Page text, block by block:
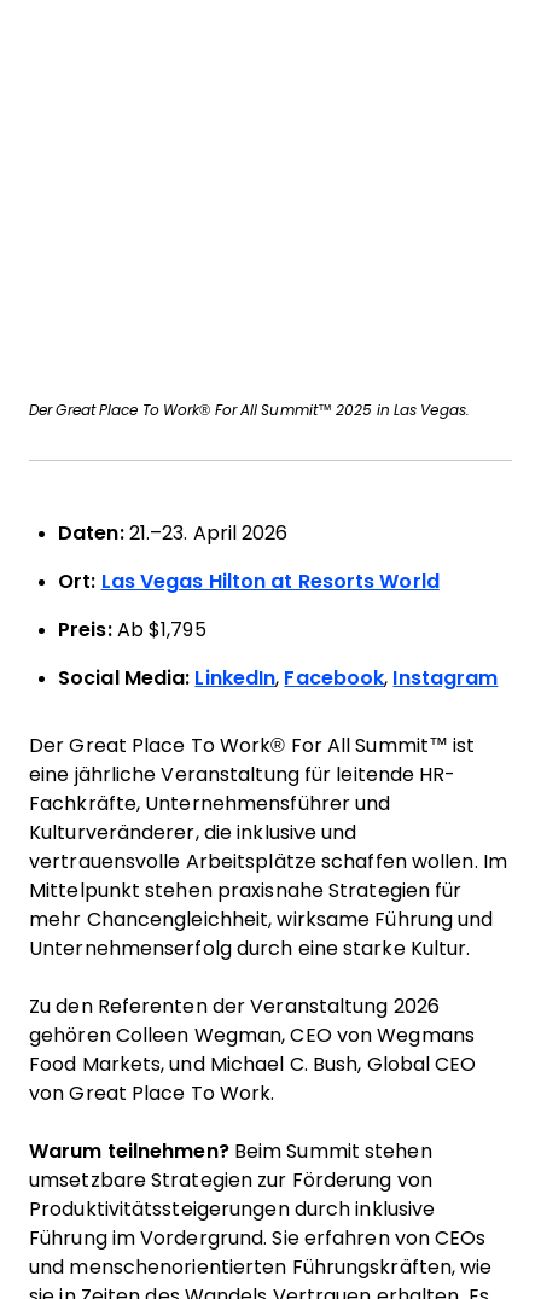
Der Great Place To Work® For All Summit™ 2025 in Las Vegas.
Daten:21.–23. April 2026
Ort: Las Vegas Hilton at Resorts World
Preis:Ab $1,795
Social Media: LinkedIn, Facebook, Instagram
Der Great Place To Work® For All Summit™ ist
eine jährliche Veranstaltung für leitende HR-
Fachkräfte, Unternehmensführer und
Kulturveränderer, die inklusive und
vertrauensvolle Arbeitsplätze schaffen wollen. Im
Mittelpunkt stehen praxisnahe Strategien für
mehr Chancengleichheit, wirksame Führung und
Unternehmenserfolg durch eine starke Kultur.
Zu den Referenten der Veranstaltung 2026
gehören Colleen Wegman, CEO von Wegmans
Food Markets, und Michael C. Bush, Global CEO
von Great Place To Work.
Warum teilnehmen?Beim Summit stehen
umsetzbare Strategien zur Förderung von
Produktivitätssteigerungen durch inklusive
Führung im Vordergrund. Sie erfahren von CEOs
und menschenorientierten Führungskräften, wie